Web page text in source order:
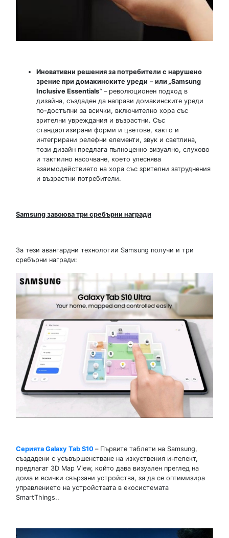
Иновативни решения за потребители с нарушено
зрение при домакинските уреди – или „Samsung
Inclusive Essentials“– революционен подход в
дизайна, създаден да направи домакинските уреди
по-достъпни за всички, включително хора със
зрителни увреждания и възрастни. Със
стандартизирани форми и цветове, както и
интегрирани релефни елементи, звук и светлина,
този дизайн предлага пълноценно визуално, слухово
и тактилно насочване, което улеснява
взаимодействието на хора със зрителни затруднения
и възрастни потребители.
Samsung завоюва три сребърни награди
За тези авангардни технологии Samsung получи и три
сребърни награди:
Серията Galaxy Tab S10 – Първите таблети на Samsung,
създадени с усъвършенстване на изкуствения интелект,
предлагат 3D Map View, който дава визуален преглед на
дома и всички свързани устройства, за да се оптимизира
управлението на устройствата в екосистемата
SmartThings..